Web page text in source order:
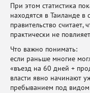
При этом статистика
находятся в Таиланде
правительство
практически не
Что важно понимать:
если раньше многие
«въезд на 60 дней +
власти явно начинают
пребыванием под